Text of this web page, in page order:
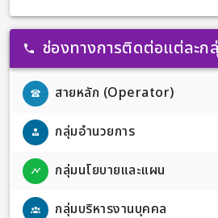
เกียรติคุณแก่ผู้ได้รับรางวัล ในการประชุมผู้บริ
ศึกษา ประจำเดือน กันยายน 2569 สำนักงานเขตพื้นที่
การศึกษาประถมศึกษาอุดรธานี เขต 3 ขอเชิญ
สอนภาษาไทยและผู้ที่สนใจส่งผลงานเข้าร่วมก
ประกวดในครั้งนี้ เพื่อร่วมแลกเปลี่ยนเรียนรู้ เผ
นวัตกรรมการจัดการเรียนรู้ และยกระดับคุณภา
ศึกษาด้วยเทคโนโลยีทางการศึกษาและปัญญาป
(AI) อันจะเป็นประโยชน์ต่อการพัฒนาผู้เรียนใน
ที่ 21 อย่างยั่งยืน สำนักงานเขตพื้นที่การศึกษาประถม
ศึกษาอุดรธานี เขต 3 ขอขอบคุณทุกกลุ่มโรงเรี
สถานศึกษาที่ให้ความร่วมมือในการดำเนินงานด้
เสมอมา และหวังเป็นอย่างยิ่งว่าจะได้รับความร่
ช่องทางการติดต่อแต่ละก
สายหลัก (Operator)
กลุ่มอำนวยการ
กลุ่มนโยบายและแผน
กลุ่มบริหารงานบุคคล